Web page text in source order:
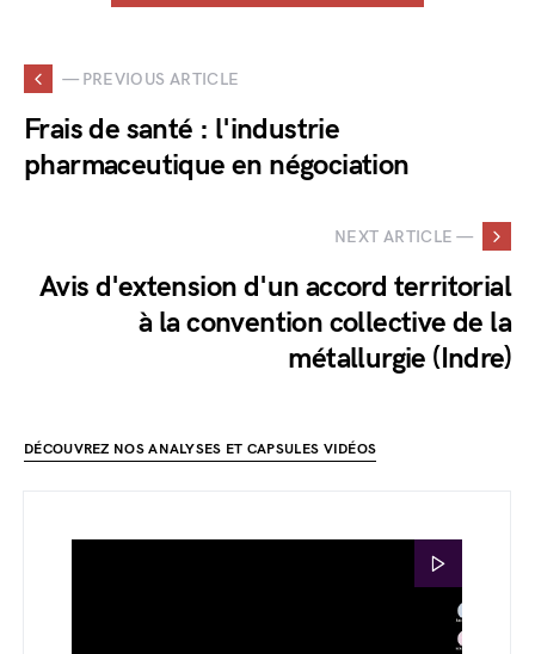
— PREVIOUS ARTICLE
Frais de santé : l'industrie
pharmaceutique en négociation
NEXT ARTICLE —
Avis d'extension d'un accord territorial
à la convention collective de la
métallurgie (Indre)
DÉCOUVREZ NOS ANALYSES ET CAPSULES VIDÉOS